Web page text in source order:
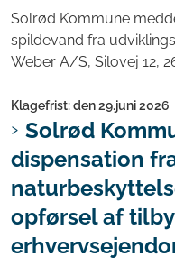
Solrød Kommune
spildevand fra
Weber A/S, Silovej 12,
Klagefrist: den 29.juni 2026
Solrød
dispensation
opførsel af